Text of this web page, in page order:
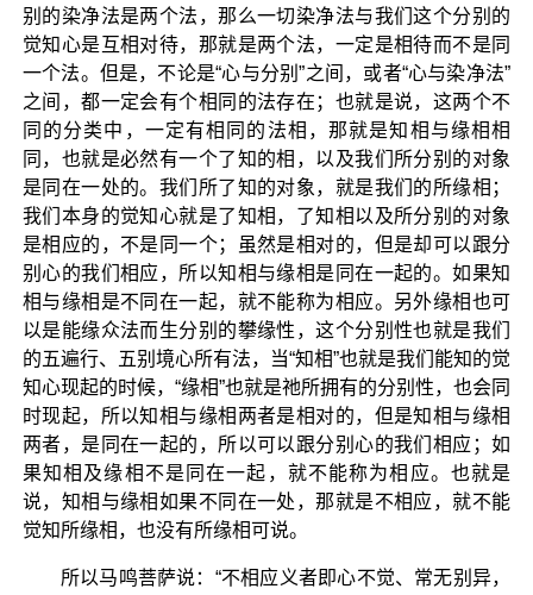
别的染净法是两个法，那么一切染净法与我们这个分别的
觉知心是互相对待，那就是两个法，一定是相待而不是同
一个法。但是，不论是“心与分别”之间，或者“心与染净法”
之间，都一定会有个相同的法存在；也就是说，这两个不
同的分类中，一定有相同的法相，那就是知相与缘相相
同，也就是必然有一个了知的相，以及我们所分别的对象
是同在一处的。我们所了知的对象，就是我们的所缘相；
我们本身的觉知心就是了知相，了知相以及所分别的对象
是相应的，不是同一个；虽然是相对的，但是却可以跟分
别心的我们相应，所以知相与缘相是同在一起的。如果知
相与缘相是不同在一起，就不能称为相应。另外缘相也可
以是能缘众法而生分别的攀缘性，这个分别性也就是我们
的五遍行、五别境心所有法，当“知相”也就是我们能知的觉
知心现起的时候，“缘相”也就是祂所拥有的分别性，也会同
时现起，所以知相与缘相两者是相对的，但是知相与缘相
两者，是同在一起的，所以可以跟分别心的我们相应；如
果知相及缘相不是同在一起，就不能称为相应。也就是
说，知相与缘相如果不同在一处，那就是不相应，就不能
觉知所缘相，也没有所缘相可说。
所以马鸣菩萨说：“不相应义者即心不觉、常无别异，